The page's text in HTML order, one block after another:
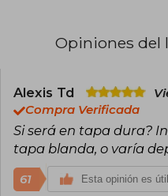
publicó Hasta
Actualmente,
trabaja en sus
Opiniones del
Alexis Td
Compra Verificada
Si será en tapa dura?
tapa blanda, o varía
61 Esta opinión es útil